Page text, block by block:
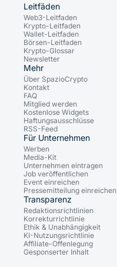
Leitfäden
Web3-Leitfaden
Krypto-Leitfaden
Wallet-Leitfaden
Börsen-Leitfaden
Krypto-Glossar
Newsletter
Mehr
Über SpazioCrypto
Kontakt
FAQ
Mitglied werden
Kostenlose Widgets
Haftungsausschlüsse
RSS-Feed
Für Unternehmen
Werben
Media-Kit
Unternehmen eintragen
Job veröffentlichen
Event einreichen
Pressemitteilung einreichen
Transparenz
Redaktionsrichtlinien
Korrekturrichtlinie
Ethik & Unabhängigkeit
KI-Nutzungsrichtlinie
Affiliate-Offenlegung
Gesponserter Inhalt